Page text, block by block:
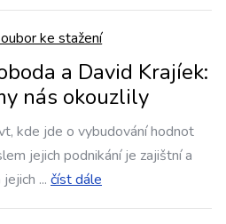
ke stažení
a David Krajíek:
nás okouzlily
kde jde o vybudování hodnot
jejich podnikání je zajištní a
jejich ... číst dále